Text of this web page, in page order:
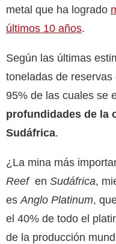
metal que ha logrado
últimos 10 años.
Según las últimas
toneladas de
95% de las cuales se
profundidades de la
Sudáfrica.
¿La mina más
Reef en Sudáfrica,
es Anglo Platinum,
el 40% de todo el
de la producción